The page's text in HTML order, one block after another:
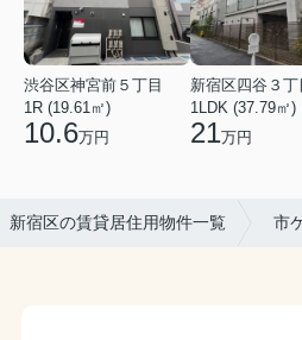
渋谷区神宮前５丁目
1R (19.61㎡)
10.6万円
新宿区四谷３丁
1LDK (37.79㎡)
21万円
新宿区の賃貸居住用物件一覧 市